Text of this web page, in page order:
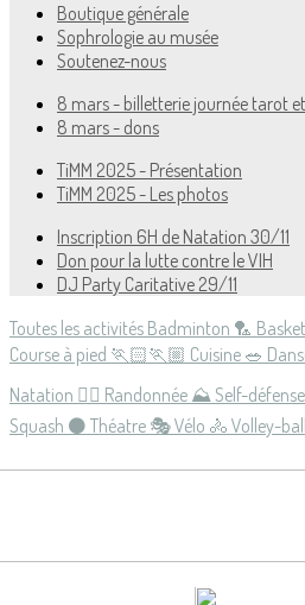
Boutique générale
Sophrologie au musée
Soutenez-nous
8 mars - billetterie journée tarot
8 mars - dons
TiMM 2025 - Présentation
TiMM 2025 - Les photos
Inscription 6H de Natation 30/11
Don pour la lutte contre le VIH
DJ Party Caritative 29/11
Toutes les activités Badminton 🏸
Course à pied 🏃🏻🏃🏼 Cuisine 🥗
Natation 🏊🏻 Randonnée ⛰Self-
Squash ⚫️ Théatre 🎭Vélo 🚴 Volley-